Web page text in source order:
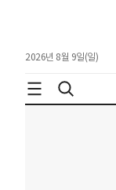
2026년 8월 9일(일)